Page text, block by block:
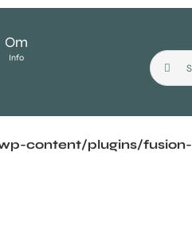
Om
Info
Søg
efter:
content/plugins/fusion-